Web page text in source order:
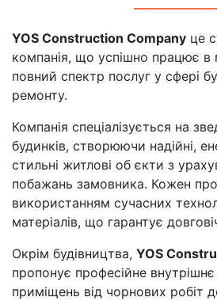
YOS Construction Company це
компанія, що успішно працює в
повний спектр послуг у сфері
ремонту.
Компанія спеціалізується на
будинків, створюючи надійні,
стильні житлові об єкти з
побажань замовника. Кожен
використанням сучасних
матеріалів, що гарантує
Окрім будівництва, YOS
пропонує професійне
приміщень від чорнових робіт